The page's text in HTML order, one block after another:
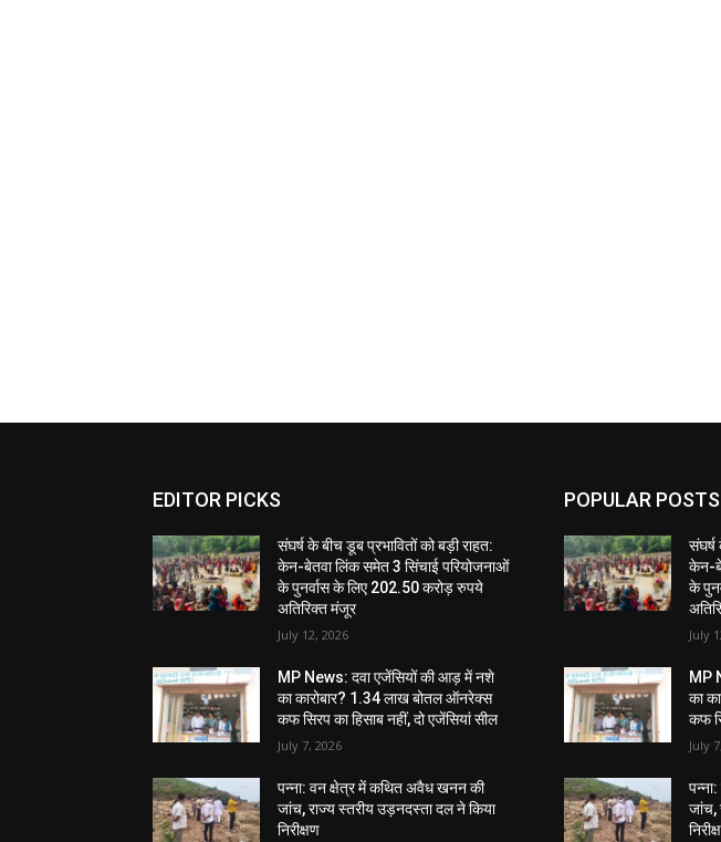
EDITOR PICKS
संघर्ष के बीच डूब प्रभावितों को बड़ी राहत:
केन-बेतवा लिंक समेत 3 सिंचाई परियोजनाओं
के पुनर्वास के लिए 202.50 करोड़ रुपये
अतिरिक्त मंजूर
July 12, 2026
MP News: दवा एजेंसियों की आड़ में नशे
का कारोबार? 1.34 लाख बोतल ऑनरेक्स
कफ सिरप का हिसाब नहीं, दो एजेंसियां सील
July 7, 2026
पन्ना: वन क्षेत्र में कथित अवैध खनन की
जांच, राज्य स्तरीय उड़नदस्ता दल ने किया
निरीक्षण
POPULAR POSTS
संघर्ष
केन-
के
July
MP
का
कफ
July
जांच,